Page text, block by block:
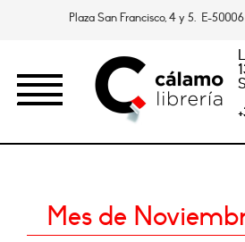
Plaza San Francisco, 4 y 5. E-
Mes de